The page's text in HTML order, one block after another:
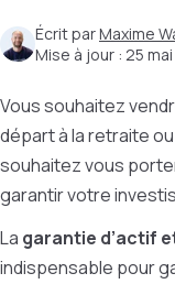
Écrit parMaxime
Mise à jour : 25
Vous souhaitez
départ à la retraite
souhaitez vous
garantir votre
La garantie d’actif
indispensable pour